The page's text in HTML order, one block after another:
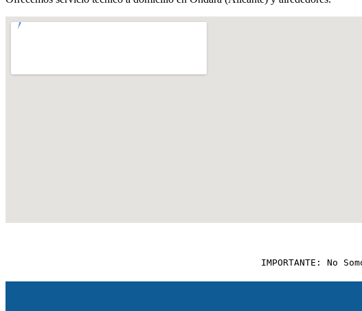
IMPORTANTE: No